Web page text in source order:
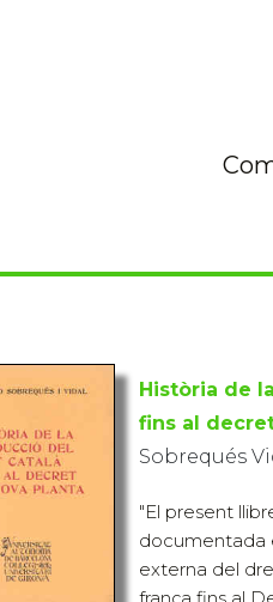
Història de
fins al
Sobrequés
"El present
documentada
externa del
frança fins al